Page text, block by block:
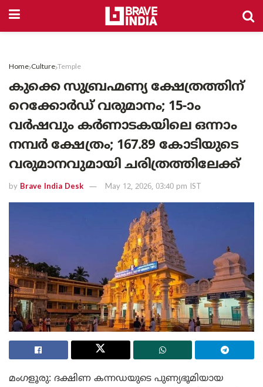
Home Culture Temple
കുക്കെ സുബ്രഹ്മണ്യ ക്ഷേത്രത്തിന്
റെക്കോർഡ് വരുമാനം; 15-ാം
വർഷവും കർണാടകയിലെ ഒന്നാം
നമ്പർ ക്ഷേത്രം; 167.89 കോടിയുടെ
വരുമാനവുമായി ചരിത്രത്തിലേക്ക്
by Brave India Desk May 12, 2026, 03:40 pm IST
മംഗളൂരു: ദക്ഷിണ കന്നഡയുടെ പുണ്യഭൂമിയായ